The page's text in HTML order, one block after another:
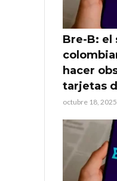
Bre-B: el
hacer
tarjetas
octubre 18, 2025